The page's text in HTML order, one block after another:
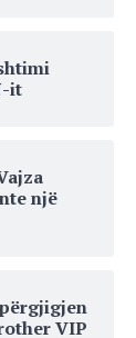
it
një
VIP